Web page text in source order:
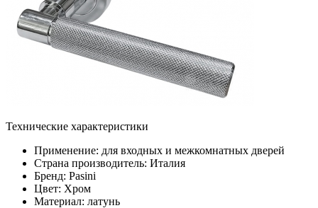
Технические характеристики
Применение: для входных и межкомнатных дверей
Страна производитель: Италия
Бренд: Pasini
Цвет: Хром
Материал: латунь